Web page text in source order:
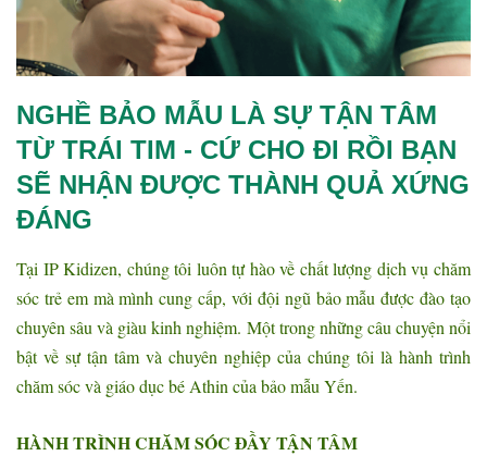
NGHỀ BẢO MẪU LÀ SỰ TẬN TÂM
TỪ TRÁI TIM - CỨ CHO ĐI RỒI BẠN
SẼ NHẬN ĐƯỢC THÀNH QUẢ XỨNG
ĐÁNG
Tại IP Kidizen, chúng tôi luôn tự hào về chất lượng dịch vụ chăm
sóc trẻ em mà mình cung cấp, với đội ngũ bảo mẫu được đào tạo
chuyên sâu và giàu kinh nghiệm. Một trong những câu chuyện nổi
bật về sự tận tâm và chuyên nghiệp của chúng tôi là hành trình
chăm sóc và giáo dục bé Athin của bảo mẫu Yến.
HÀNH TRÌNH CHĂM SÓC ĐẦY TẬN TÂM